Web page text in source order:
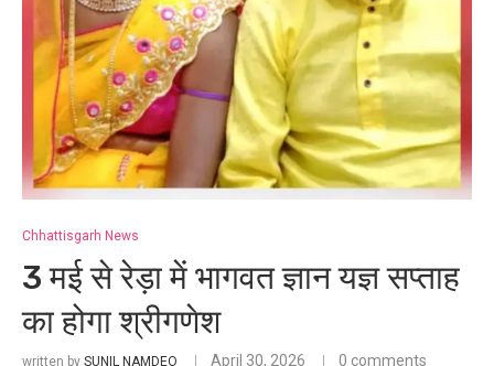
Chhattisgarh News
3 मई से रेड़ा में भागवत ज्ञान यज्ञ सप्ताह
का होगा श्रीगणेश
written by SUNIL NAMDEO April 30, 2026 0 comments